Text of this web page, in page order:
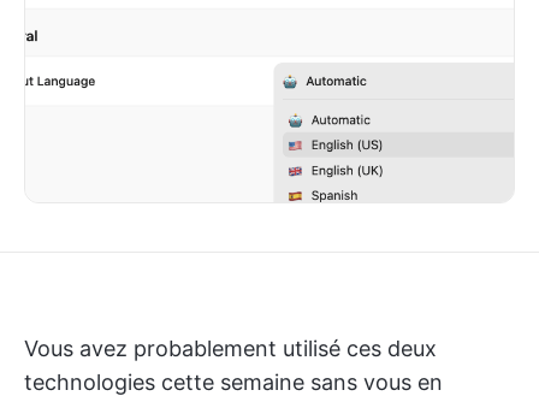
Vous avez probablement utilisé ces deux
technologies cette semaine sans vous en